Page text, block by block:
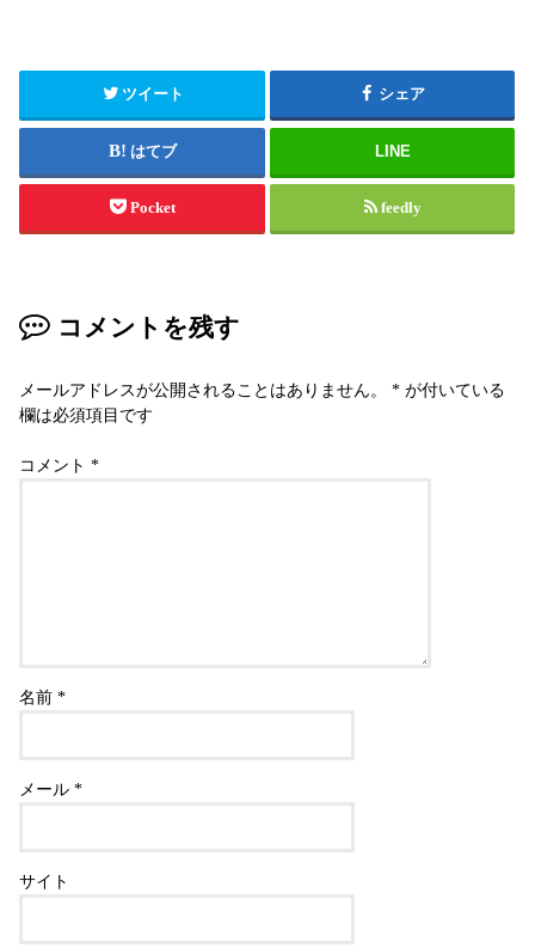
ツイート シェア
はてブ LINE
Pocket feedly
コメントを残す
メールアドレスが公開されることはありません。 * が付いている
欄は必須項目です
コメント*
名前*
メール*
サイト